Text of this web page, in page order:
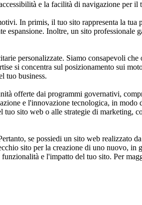
e la facilità di navigazione per il
In primis, il tuo sito rappresenta la
Inoltre, un sito professionale
personalizzate. Siamo consapevoli
si concentra sul posizionamento sui
tuo business.
offerte dai programmi governativi,
e l'innovazione tecnologica, in modo
sito web o alle strategie di marketing,
se possiedi un sito web realizzato
sito per la creazione di uno nuovo,
e l'impatto del tuo sito. Per